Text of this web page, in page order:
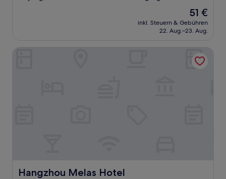
Der
Preis
beträgt
51 €
inkl. Steuern & Gebühren
22. Aug.–23. Aug.
Hangzhou Melas Hotel
Hangzhou Melas Hotel